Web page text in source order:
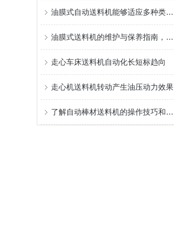
油膜式自动送料机能够适应多种类型的物料
油膜式送料机的维护与保养指南，延长使用寿命的关键方法
走心车床送料机自动化长短标趋向
走心机送料机转动产生油压动力效果
了解自动棒材送料机的操作技巧和维护保养方法